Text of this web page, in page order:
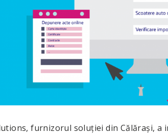
furnizorul soluţiei din Călăraşi, a